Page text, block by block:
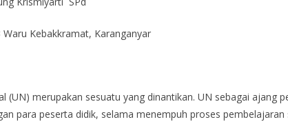
Waru Kebakkramat, Karanganyar
(UN) merupakan sesuatu yang dinantikan. UN sebagai ajang
para peserta didik, selama menempuh proses pembelajaran